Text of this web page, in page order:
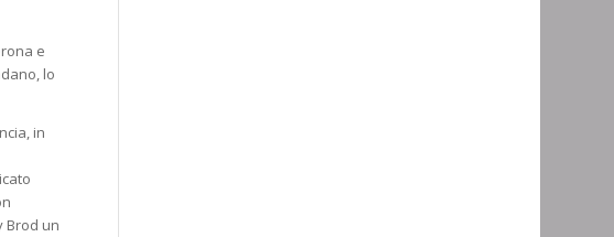
e
lo
in
Brod un